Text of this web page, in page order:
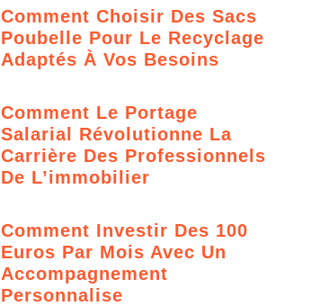
Comment Choisir Des Sacs
Poubelle Pour Le Recyclage
Adaptés À Vos Besoins
Comment Le Portage
Salarial Révolutionne La
Carrière Des Professionnels
De L’immobilier
Comment Investir Des 100
Euros Par Mois Avec Un
Accompagnement
Personnalise